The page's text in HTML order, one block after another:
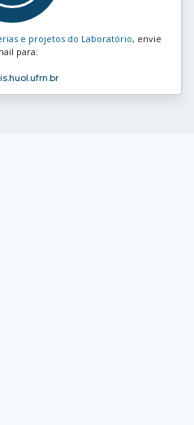
e projetos do Laboratório, envie
para: